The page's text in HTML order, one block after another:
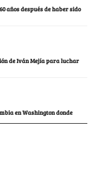
años después de haber sido
de Iván Mejía para luchar
en Washington donde